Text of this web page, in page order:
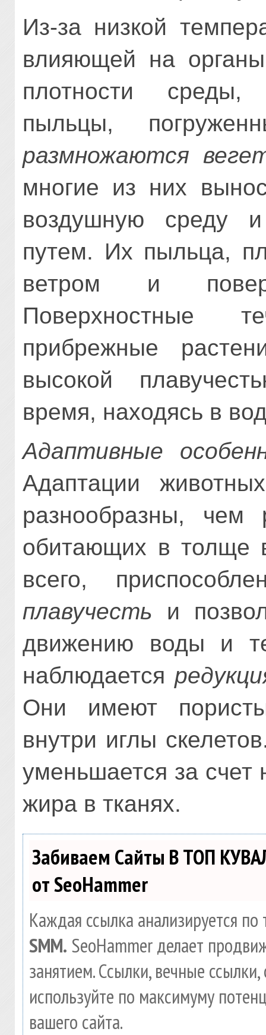
Из-за низкой
влияющей на
плотности среды,
пыльцы,
размножаются
многие из них
воздушную среду
путем. Их пыльца,
ветром и
Поверхностные
прибрежные
высокой
время, находясь в
Адаптивные
Адаптации
разнообразны, чем
обитающих в толще
всего,
плавучесть и
движению воды и
наблюдается
Они имеют
внутри иглы
уменьшается за счет
жира в тканях.
Забиваем Сайты В ТОП
от SeoHammer
Каждая ссылка анализируется
SMM. SeoHammer делает
занятием. Ссылки, вечные
используйте по максимуму
вашего сайта.